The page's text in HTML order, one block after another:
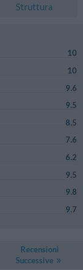
Struttura
10
10
9.6
9.5
8.5
7.6
6.2
9.5
9.8
9.7
Recensioni
Successive